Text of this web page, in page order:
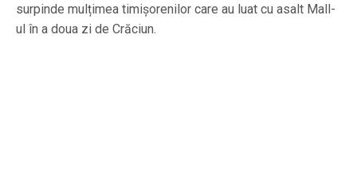
surpinde mulțimea timișorenilor care au luat cu asalt Mall-
ul în a doua zi de Crăciun.